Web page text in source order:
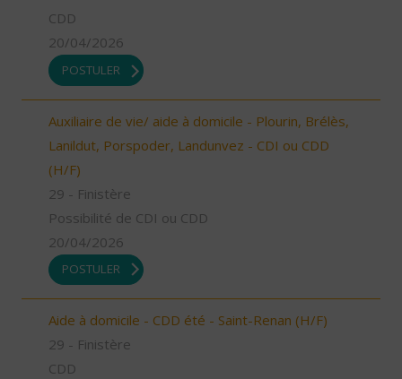
CDD
20/04/2026
POSTULER
Auxiliaire de vie/ aide à domicile - Plourin, Brélès,
Lanildut, Porspoder, Landunvez - CDI ou CDD
(H/F)
29 - Finistère
Possibilité de CDI ou CDD
20/04/2026
POSTULER
Aide à domicile - CDD été - Saint-Renan (H/F)
29 - Finistère
CDD